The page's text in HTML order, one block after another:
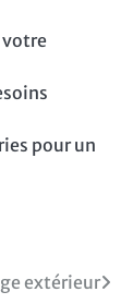
votre
pour un
extérieur